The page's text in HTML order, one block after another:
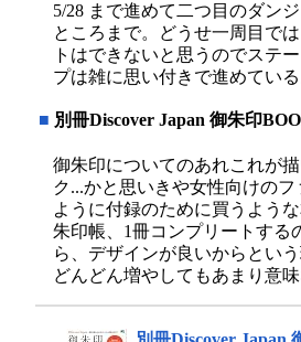
5/28 まで進めて二つ目のダン
ところまで。どうせ一周目で
トはできないと思うのでステ
プは雑に思い付きで進めている
■ 別冊Discover Japan 御朱印
御朱印についてのあれこれが
ク...かと思いきや女性向けの
ように付録のために買うよう
朱印帳、1冊コンプリートする
ら、デザインが良いからとい
どんどん増やしてもあまり意